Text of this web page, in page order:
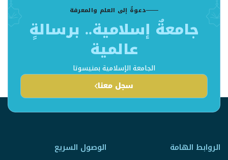
دعوةٌ إلى العلم والمعرفة
جامعةٌ إسلامية.. برسالةٍ
عالمية
الجامعة الإسلامية بمنيسوتا
سجل معنا
الروابط الهامة الوصول السريع